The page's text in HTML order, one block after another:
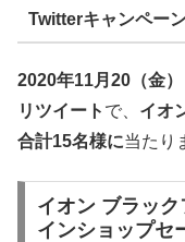
Twitterキャンペー
2020年11月20（金
リツイート で、 イオ
合計15名様に当たり
イオン ブラッ
インショップセ